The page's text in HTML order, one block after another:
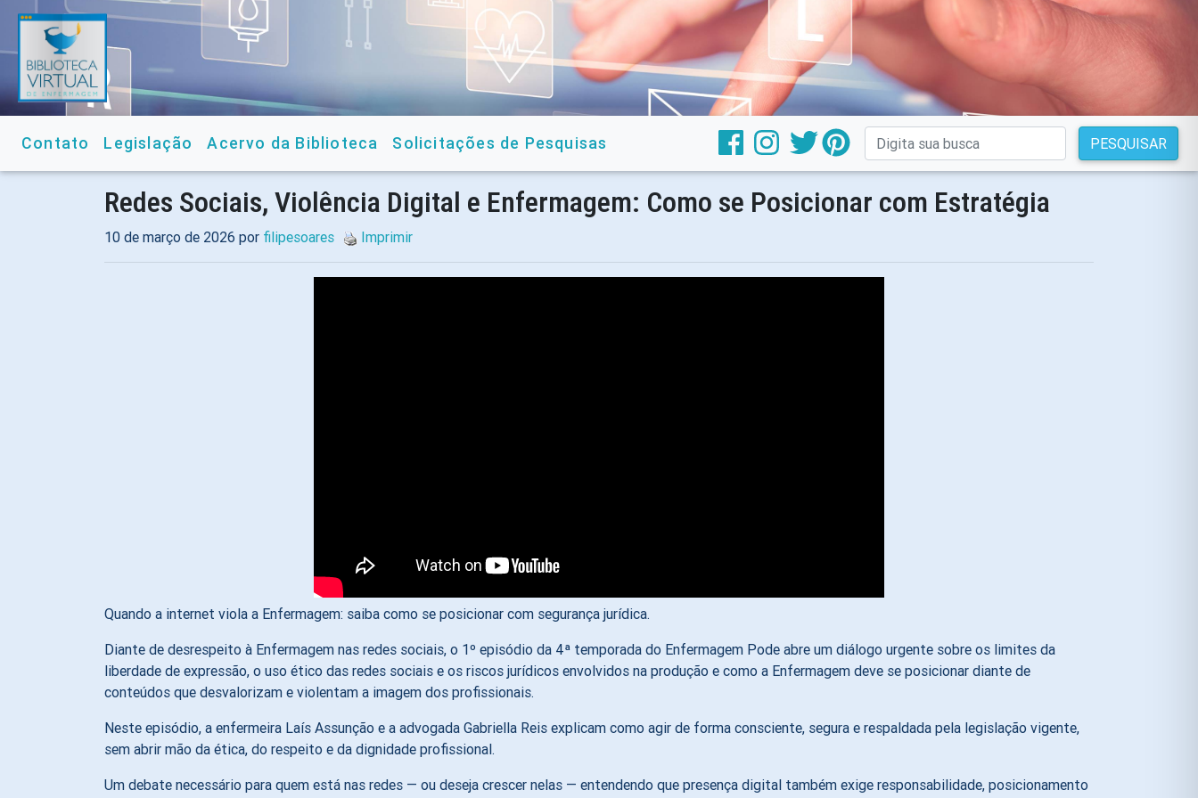
Contato Legislação Acervo da Biblioteca Solicitações de Pesquisas PESQUISAR
Redes Sociais, Violência Digital e Enfermagem: Como se Posicionar com Estratégia
10 de março de 2026 por filipesoares Imprimir
Quando a internet viola a Enfermagem: saiba como se posicionar com segurança jurídica.
Diante de desrespeito à Enfermagem nas redes sociais, o 1º episódio da 4ª temporada do Enfermagem Pode abre um diálogo urgente sobre os limites da
liberdade de expressão, o uso ético das redes sociais e os riscos jurídicos envolvidos na produção e como a Enfermagem deve se posicionar diante de
conteúdos que desvalorizam e violentam a imagem dos profissionais.
Neste episódio, a enfermeira Laís Assunção e a advogada Gabriella Reis explicam como agir de forma consciente, segura e respaldada pela legislação vigente,
sem abrir mão da ética, do respeito e da dignidade profissional.
Um debate necessário para quem está nas redes — ou deseja crescer nelas — entendendo que presença digital também exige responsabilidade, posicionamento